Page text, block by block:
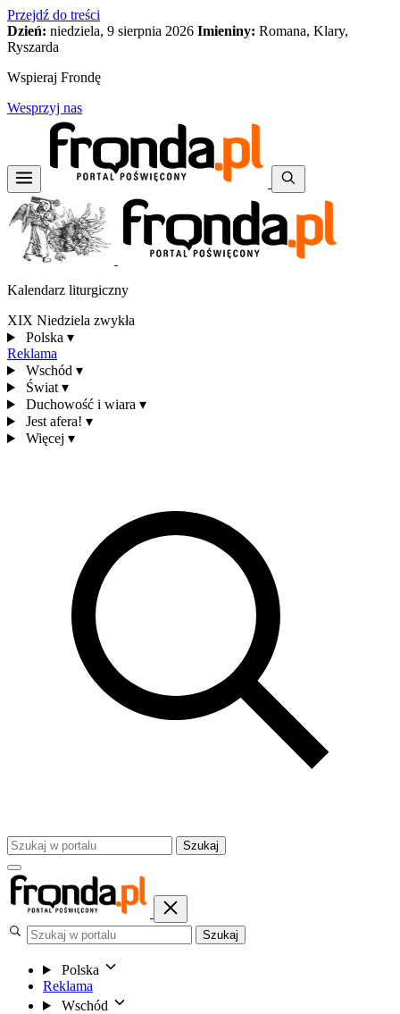
Przejdź do treści
Dzień: niedziela, 9 sierpnia 2026 Imieniny: Romana, Klary,
Ryszarda
Wspieraj Frondę
Wesprzyj nas
Kalendarz liturgiczny
XIX Niedziela zwykła
Polska ▾
Reklama
Wschód ▾
Świat ▾
Duchowość i wiara ▾
Jest afera! ▾
Więcej ▾
Szukaj
Szukaj
Polska
Reklama
Wschód